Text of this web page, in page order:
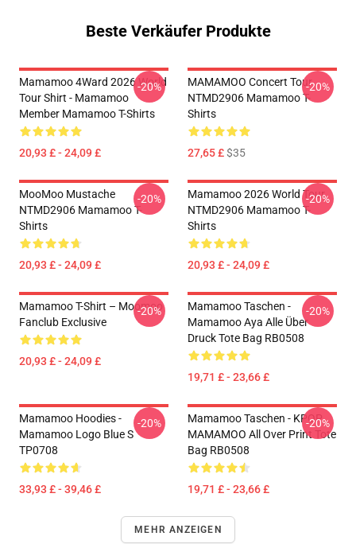
Beste Verkäufer Produkte
Mamamoo 4Ward 2026 World
Tour Shirt - Mamamoo
Member Mamamoo T-Shirts
20,93 £ - 24,09 £
-20%
MAMAMOO Concert Tour
NTMD2906 Mamamoo T-
Shirts
27,65 £$35
-20%
MooMoo Mustache
NTMD2906 Mamamoo T-
Shirts
20,93 £ - 24,09 £
-20%
Mamamoo 2026 World Tour
NTMD2906 Mamamoo T-
Shirts
20,93 £ - 24,09 £
-20%
Mamamoo T-Shirt – Moomoo
Fanclub Exclusive
20,93 £ - 24,09 £
-20%
Mamamoo Taschen -
Mamamoo Aya Alle Über
Druck Tote Bag RB0508
19,71 £ - 23,66 £
-20%
Mamamoo Hoodies -
Mamamoo Logo Blue S
TP0708
33,93 £ - 39,46 £
-20%
Mamamoo Taschen - KPOP
MAMAMOO All Over Print Tote
Bag RB0508
19,71 £ - 23,66 £
-20%
MEHR ANZEIGEN